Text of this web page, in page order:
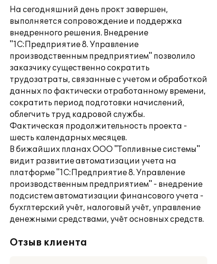
На сегодняшний день прокт завершен,
выполняется сопровождение и поддержка
внедренного решения. Внедрение
"1С:Предприятие 8. Управление
производственным предприятием" позволило
заказчику существенно сократить
трудозатраты, связанные с учетом и обработкой
данных по фактически отработанному времени,
сократить период подготовки начислений,
облегчить труд кадровой службы.
Фактическая продолжительность проекта -
шесть календарных месяцев.
В бижайших планах ООО "Топливные системы"
видит развитие автоматизации учета на
платформе "1С:Предприятие 8. Управление
производственным предприятием" - внедрение
подсистем автоматизации финансового учета -
бухглтерский учёт, налоговый учёт, управление
денежными средствами, учёт основных средств.
Отзыв клиента